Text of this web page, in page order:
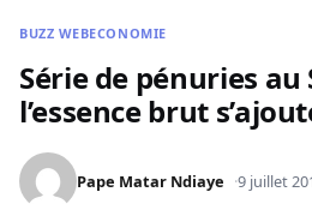
BUZZ WEBECONOMIE
Série de pénuries au
l’essence brut
Pape Matar Ndiaye 9 juillet